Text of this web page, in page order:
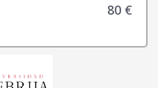
80 €